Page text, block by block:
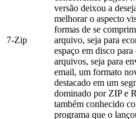
7-Zip
versão deixou a
melhorar o aspecto
formas de se
arquivo, seja para
espaço em disco para
arquivos, seja para
email, um formato
destacado em um
dominado por ZIP e
também conhecido
programa que o